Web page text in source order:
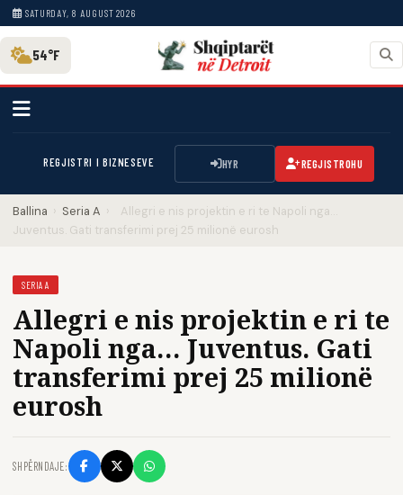
SATURDAY, 8 AUGUST 2026
54°F
REGJISTRI I BIZNESEVE HYR REGJISTROHU
Ballina › Seria A ›
Allegri e nis projektin e ri te Napoli nga…
Juventus. Gati transferimi prej 25 milionë eurosh
SERIA A
Allegri e nis projektin e ri te
Napoli nga… Juventus. Gati
transferimi prej 25 milionë
eurosh
SHPËRNDAJE: